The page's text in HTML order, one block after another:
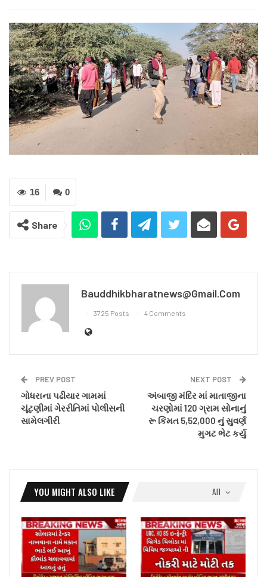
0
16
Share
Bauddhikbharatnews@gmail.com
3725 Posts 4 Comments
PREV POST
ગોધરાના પઢીયાર ગામમાં
ચૂંટણીમાં ગેરરીતિમાં પોલીસની
સામેલગીરી
NEXT POST
અંબાજી મંદિર માં માતાજીના
ચરણોમાં 120 ગ્રામ સોનાનું
રૂ કિંમત 5,52,000 નું સુવર્ણ
મુગટ ભેટ કર્યુ
All
YOU MIGHT ALSO LIKE